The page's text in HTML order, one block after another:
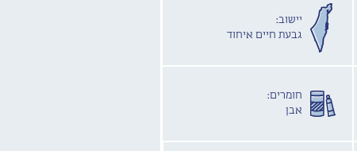
יישוב:
גבעת חיים איחוד
חומרים:
אבן